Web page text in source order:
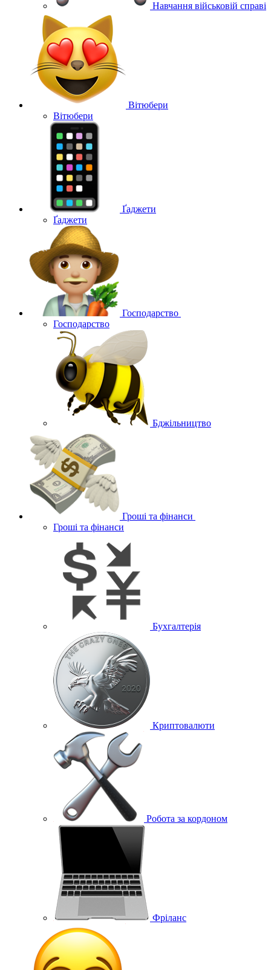
Навчання військовій справі
Вітюбери
Вітюбери
Ґаджети
Ґаджети
Господарство
Господарство
Бджільництво
Гроші та фінанси
Гроші та фінанси
Бухгалтерія
Криптовалюти
Робота за кордоном
Фріланс